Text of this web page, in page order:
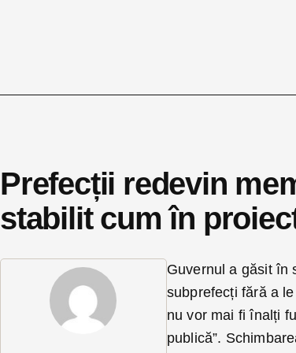
Prefecții redevin
stabilit cum în
Guvernul a găsit în
subprefecți fără a
nu vor mai fi înalți
publică”.